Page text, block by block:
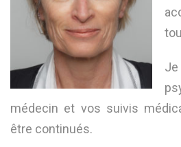
médecin et vos suivis
être continués.